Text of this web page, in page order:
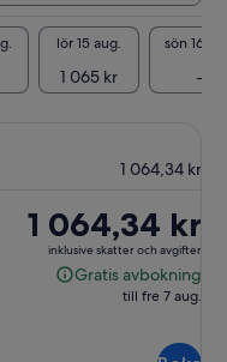
lör 15 aug.
1 065 kr
sön 16 aug.
-
1 064,34 kr
Priset
är
1 064,34 kr
1 064,34 kr
inklusive skatter och avgifter
Gratis avbokning
Gratis
till fre 7 aug.